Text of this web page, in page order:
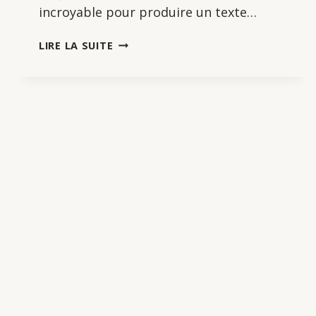
incroyable pour produire un texte…
LIRE LA SUITE MON